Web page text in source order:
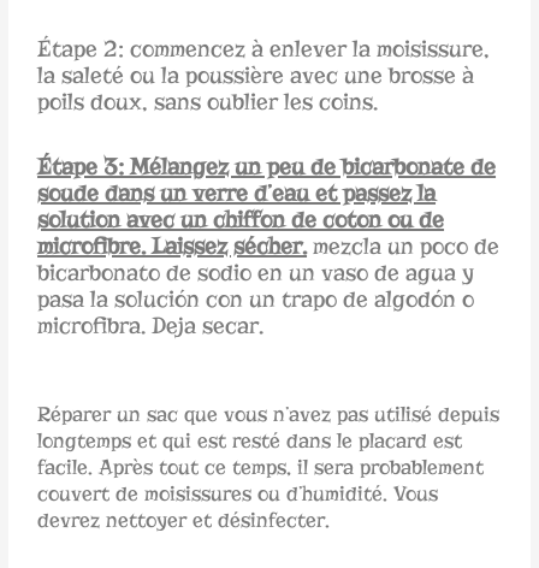
Étape 2: commencez à enlever la moisissure,
la saleté ou la poussière avec une brosse à
poils doux, sans oublier les coins.
Étape 3: Mélangez un peu de bicarbonate de
soude dans un verre d’eau et passez la
solution avec un chiffon de coton ou de
microfibre. Laissez sécher.mezcla un poco de
bicarbonato de sodio en un vaso de agua y
pasa la solución con un trapo de algodón o
microfibra. Deja secar.
Réparer un sac que vous n’avez pas utilisé depuis
longtemps et qui est resté dans le placard est
facile. Après tout ce temps, il sera probablement
couvert de moisissures ou d’humidité. Vous
devrez nettoyer et désinfecter.